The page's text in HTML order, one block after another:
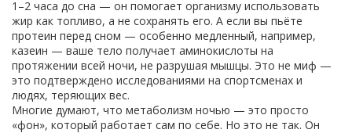
1–2 часа до сна — он помогает организму использовать
жир как топливо, а не сохранять его. А если вы пьёте
протеин перед сном — особенно медленный, например,
казеин — ваше тело получает аминокислоты на
протяжении всей ночи, не разрушая мышцы. Это не миф —
это подтверждено исследованиями на спортсменах и
людях, теряющих вес.
Многие думают, что метаболизм ночью — это просто
«фон», который работает сам по себе. Но это не так. Он